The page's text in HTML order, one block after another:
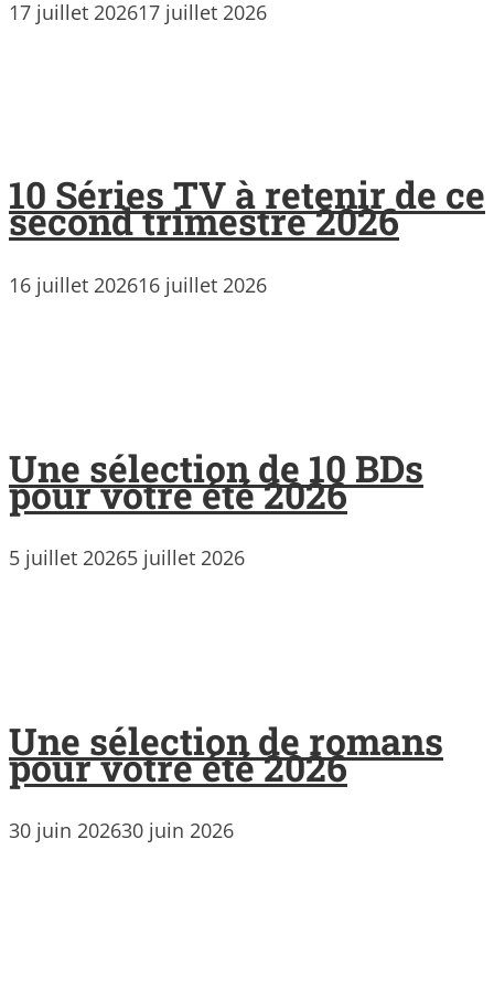
17 juillet 202617 juillet 2026
10 Séries TV à retenir de ce
second trimestre 2026
16 juillet 202616 juillet 2026
Une sélection de 10 BDs
pour votre été 2026
5 juillet 20265 juillet 2026
Une sélection de romans
pour votre été 2026
30 juin 202630 juin 2026